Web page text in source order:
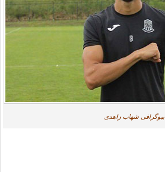
بیوگرافی شهاب زاهدی